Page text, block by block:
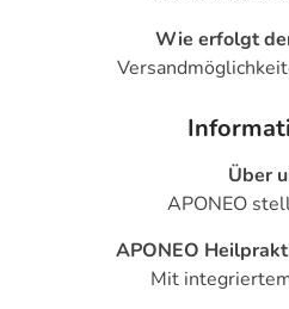
Wie erfolgt
Über
APONEO
APONEO
Mit